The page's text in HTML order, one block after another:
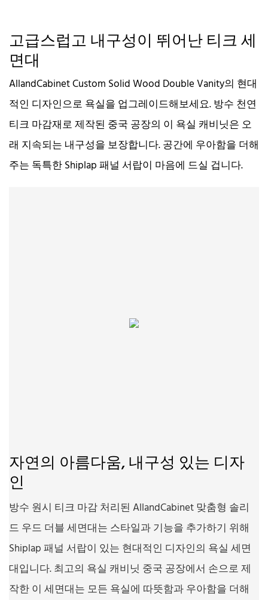
고급스럽고 내구성이 뛰어난 티크 세
면대
AllandCabinet Custom Solid Wood Double Vanity의 현대
적인 디자인으로 욕실을 업그레이드해보세요. 방수 천연
티크 마감재로 제작된 중국 공장의 이 욕실 캐비닛은 오
래 지속되는 내구성을 보장합니다. 공간에 우아함을 더해
주는 독특한 Shiplap 패널 서랍이 마음에 드실 겁니다.
자연의 아름다움, 내구성 있는 디자
인
방수 원시 티크 마감 처리된 AllandCabinet 맞춤형 솔리
드 우드 더블 세면대는 스타일과 기능을 추가하기 위해
Shiplap 패널 서랍이 있는 현대적인 디자인의 욕실 세면
대입니다. 최고의 욕실 캐비닛 중국 공장에서 손으로 제
작한 이 세면대는 모든 욕실에 따뜻함과 우아함을 더해